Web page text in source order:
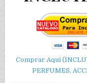
Comprar Aqui
PERFUMES,